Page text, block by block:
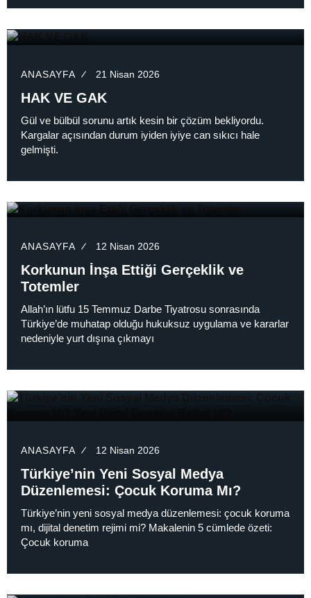
ANASAYFA 21 Nisan 2026
HAK VE GAK
Gül ve bülbül sorunu artık kesin bir çözüm bekliyordu.
Kargalar açısından durum iyiden iyiye can sıkıcı hale
gelmişti.
ANASAYFA 12 Nisan 2026
Korkunun İnşa Ettiği Gerçeklik ve
Totemler
Allah’ın lütfu 15 Temmuz Darbe Tiyatrosu sonrasında
Türkiye’de muhatap olduğu hukuksuz uygulama ve kararlar
nedeniyle yurt dışına çıkmayı
ANASAYFA 12 Nisan 2026
Türkiye’nin Yeni Sosyal Medya
Düzenlemesi: Çocuk Koruma Mı?
Türkiye’nin yeni sosyal medya düzenlemesi: çocuk koruma
mı, dijital denetim rejimi mi? Makalenin 5 cümlede özeti:
Çocuk koruma